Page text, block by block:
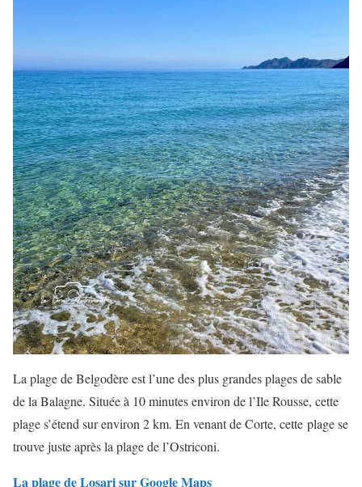
La plage de Belgodère est l’une des plus grandes plages de sable
de la Balagne. Située à 10 minutes environ de l’Ile Rousse, cette
plage s’étend sur environ 2 km. En venant de Corte, cette plage se
trouve juste après la plage de l’Ostriconi.
La plage de Losari sur Google Maps